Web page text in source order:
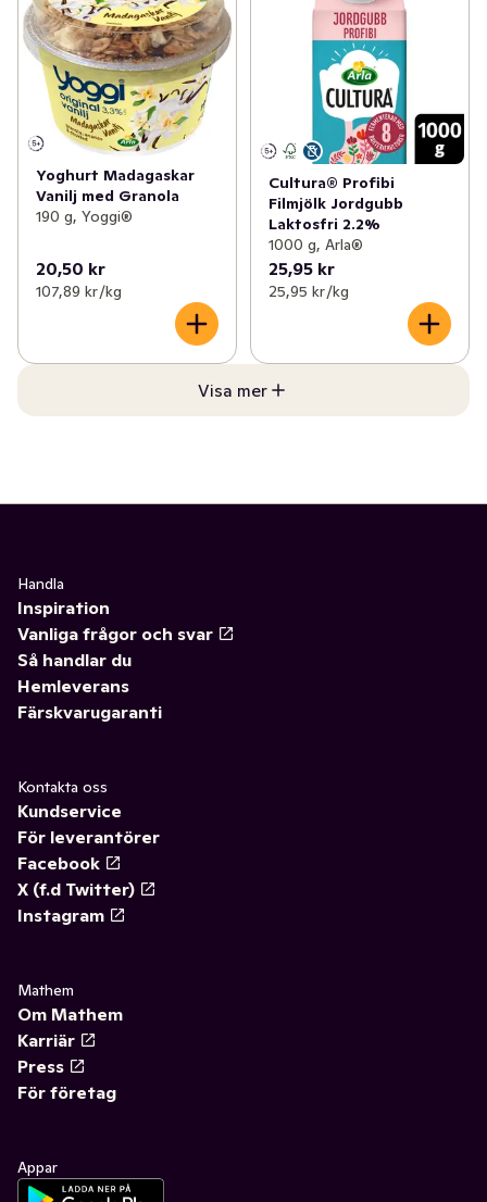
Yoghurt Madagaskar
Vanilj med Granola
190 g, Yoggi®
20,50 kr
107,89 kr /kg
Cultura® Profibi
Filmjölk Jordgubb
Laktosfri 2.2%
1000 g, Arla®
25,95 kr
25,95 kr /kg
Visa mer
Handla
Inspiration
Vanliga frågor och svar
Så handlar du
Hemleverans
Färskvarugaranti
Kontakta oss
Kundservice
För leverantörer
Facebook
X (f.d Twitter)
Instagram
Mathem
Om Mathem
Karriär
Press
För företag
Appar